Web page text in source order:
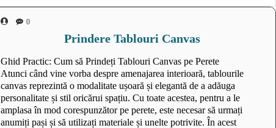
0
Prindere Tablouri Canvas
Ghid Practic: Cum să Prindeți Tablouri Canvas pe Perete
Atunci când vine vorba despre amenajarea interioară, tablourile
canvas reprezintă o modalitate ușoară și elegantă de a adăuga
personalitate și stil oricărui spațiu. Cu toate acestea, pentru a le
amplasa în mod corespunzător pe perete, este necesar să urmați
anumiți pași și să utilizați materiale și unelte potrivite. În acest